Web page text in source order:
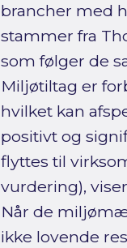
brancher med
stammer fra
som følger de
Miljøtiltag er
hvilket kan
positivt og
flyttes til
vurdering),
Når de
ikke lovende